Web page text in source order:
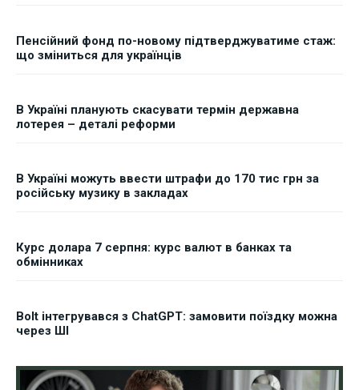
Пенсійний фонд по-новому підтверджуватиме стаж:
що зміниться для українців
В Україні планують скасувати термін державна
лотерея – деталі реформи
В Україні можуть ввести штрафи до 170 тис грн за
російську музику в закладах
Курс долара 7 серпня: курс валют в банках та
обмінниках
Bolt інтегрувався з ChatGPT: замовити поїздку можна
через ШІ